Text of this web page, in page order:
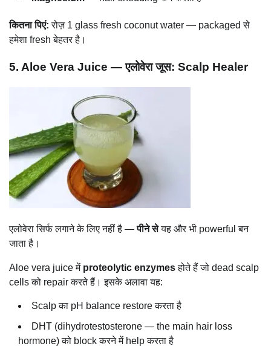
कितना पिएं: रोज़ 1 glass fresh coconut water — packaged से
हमेशा fresh बेहतर है।
5. Aloe Vera Juice — एलोवेरा जूस: Scalp Healer
एलोवेरा सिर्फ लगाने के लिए नहीं है —पीने सेयह और भी powerful बन
जाता है।
Aloe vera juice में proteolytic enzymesहोते हैं जो dead scalp
cells को repair करते हैं। इसके अलावा यह:
Scalp का pH balance restore करता है
DHT (dihydrotestosterone — the main hair loss
hormone) को block करने में help करता है